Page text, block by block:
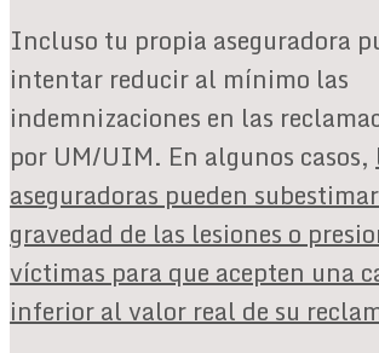
Incluso tu propia aseguradora
intentar reducir al mínimo las
indemnizaciones en las
por UM/UIM. En algunos casos,
aseguradoras pueden
gravedad de las lesiones o
víctimas para que acepten una
inferior al valor real de su